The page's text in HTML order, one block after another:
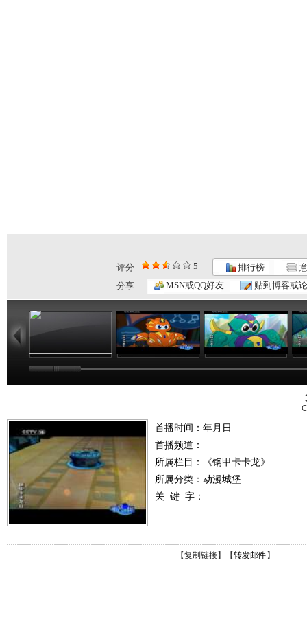
评分 5 排行榜
分享
MSN或QQ好友 贴到博客或
20:24
银河剧场 ...
19:38
银河剧场 ...
18:58
首播时间：年月日
首播频道：
所属栏目：
《钢甲卡卡龙》
所属分类：动漫城堡
关 键 字：
【复制链接】【转发邮件 】